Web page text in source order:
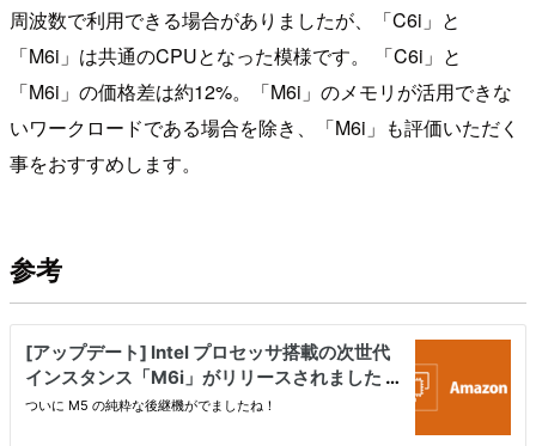
周波数で利用できる場合がありましたが、「C6i」と
「M6i」は共通のCPUとなった模様です。 「C6i」と
「M6i」の価格差は約12%。「M6i」のメモリが活用できな
いワークロードである場合を除き、「M6i」も評価いただく
事をおすすめします。
参考